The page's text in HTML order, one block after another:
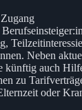
Neben
künftig auch
zu
oder